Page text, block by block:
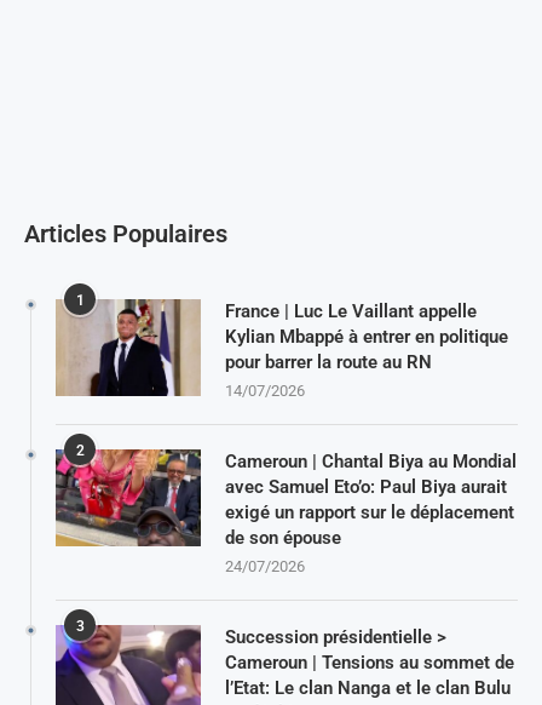
Articles Populaires
1
France | Luc Le Vaillant appelle
Kylian Mbappé à entrer en politique
pour barrer la route au RN
14/07/2026
2
Cameroun | Chantal Biya au Mondial
avec Samuel Eto’o: Paul Biya aurait
exigé un rapport sur le déplacement
de son épouse
24/07/2026
3
Succession présidentielle >
Cameroun | Tensions au sommet de
l’Etat: Le clan Nanga et le clan Bulu